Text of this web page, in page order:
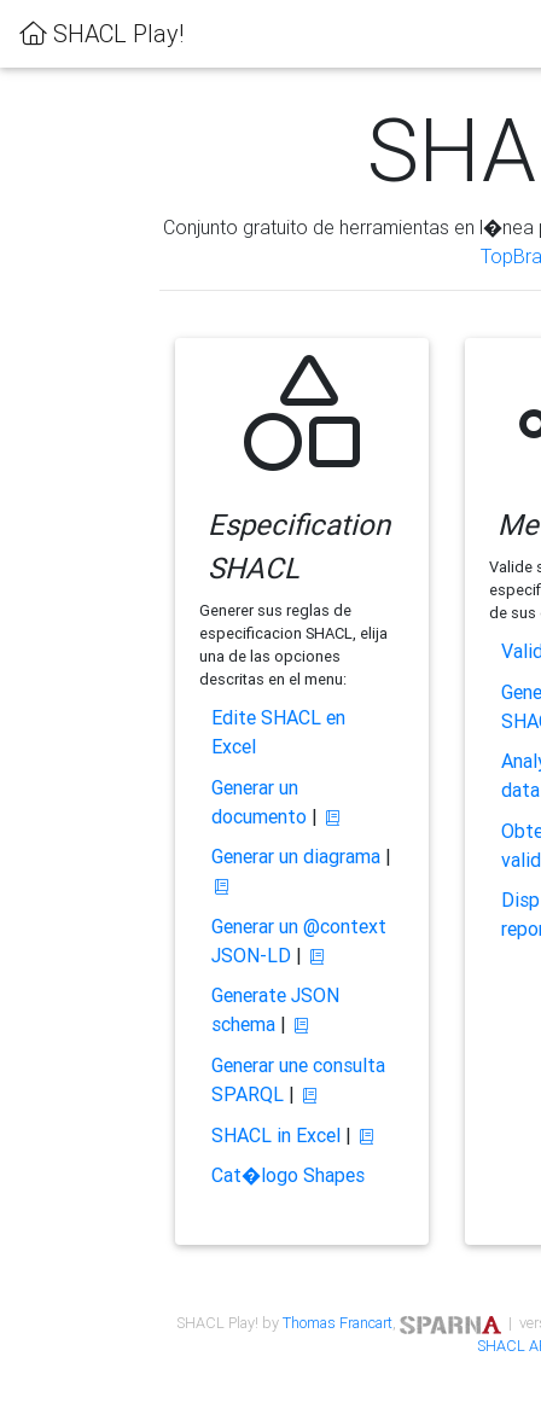
SHACL Play!
Conjunto gratuito de herramientas en
Especification
SHACL
Generer sus reglas de
especificacion SHACL, elija
una de las opciones
descritas en el menu:
Edite SHACL en
Excel
Generar un
documento|
Generar un diagrama|
Generar un @context
JSON-LD|
Generate JSON
schema|
Generar une consulta
SPARQL|
SHACL in Excel|
Cat�logo Shapes
Valide
de sus
SHACL Play! byThomas Francart,
|
SHACL